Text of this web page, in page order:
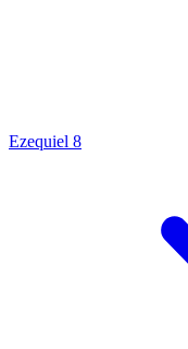
Ezequiel 8